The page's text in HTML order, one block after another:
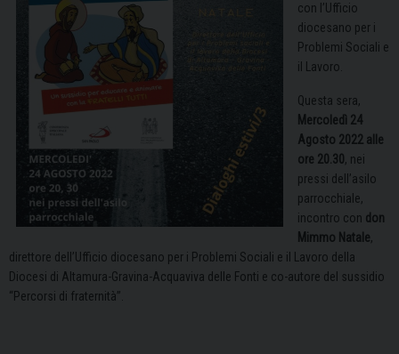
con l’Ufficio
diocesano per i
Problemi Sociali e
il Lavoro.
Questa sera,
Mercoledì 24
Agosto 2022 alle
ore 20.30, nei
pressi dell’asilo
parrocchiale,
incontro con don
Mimmo Natale,
direttore dell’Ufficio diocesano per i Problemi Sociali e il Lavoro della
Diocesi di Altamura-Gravina-Acquaviva delle Fonti e co-autore del sussidio
“Percorsi di fraternità”.